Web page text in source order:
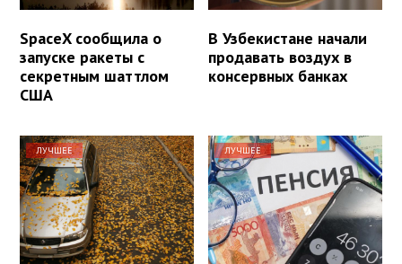
SpaceX сообщила о
запуске ракеты с
секретным шаттлом
США
В Узбекистане начали
продавать воздух в
консервных банках
ЛУЧШЕЕ ЛУЧШЕЕ